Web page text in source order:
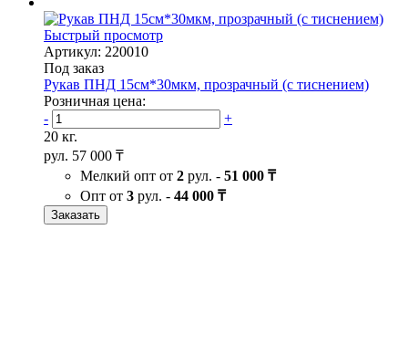
Быстрый просмотр
Артикул: 220010
Под заказ
Рукав ПНД 15см*30мкм, прозрачный (с тиснением)
Розничная цена:
-
+
20 кг.
рул. 57 000 ₸
Мелкий опт от 2 рул. - 51 000 ₸
Опт от 3 рул. - 44 000 ₸
Заказать